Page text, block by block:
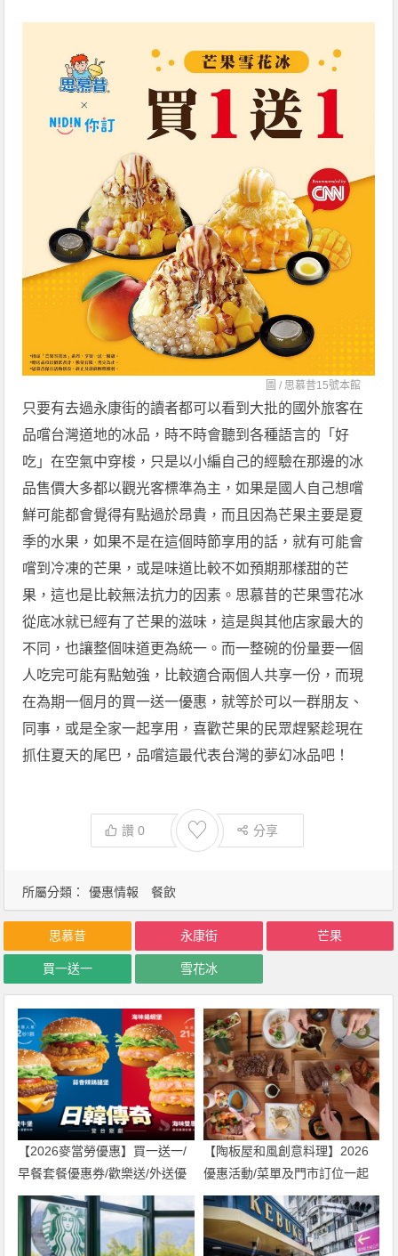
圖 / 思慕昔15號本館
只要有去過永康街的讀者都可以看到大批的國外旅客在
品嚐台灣道地的冰品，時不時會聽到各種語言的「好
吃」在空氣中穿梭，只是以小編自己的經驗在那邊的冰
品售價大多都以觀光客標準為主，如果是國人自己想嚐
鮮可能都會覺得有點過於昂貴，而且因為芒果主要是夏
季的水果，如果不是在這個時節享用的話，就有可能會
嚐到冷凍的芒果，或是味道比較不如預期那樣甜的芒
果，這也是比較無法抗力的因素。思慕昔的芒果雪花冰
從底冰就已經有了芒果的滋味，這是與其他店家最大的
不同，也讓整個味道更為統一。而一整碗的份量要一個
人吃完可能有點勉強，比較適合兩個人共享一份，而現
在為期一個月的買一送一優惠，就等於可以一群朋友、
同事，或是全家一起享用，喜歡芒果的民眾趕緊趁現在
抓住夏天的尾巴，品嚐這最代表台灣的夢幻冰品吧！
讚0 ♡ 分享
所屬分類： 優惠情報 餐飲
思慕昔 永康街 芒果
買一送一 雪花冰
【2026麥當勞優惠】買一送一/
早餐套餐優惠券/歡樂送/外送優
惠/菜單整理
【陶板屋和風創意料理】2026
優惠活動/菜單及門市訂位一起
看！